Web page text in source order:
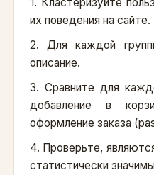
их поведения на сайте.
2. Для каждой
описание.
3. Сравните для
добавление в
оформление заказа
4. Проверьте,
статистически